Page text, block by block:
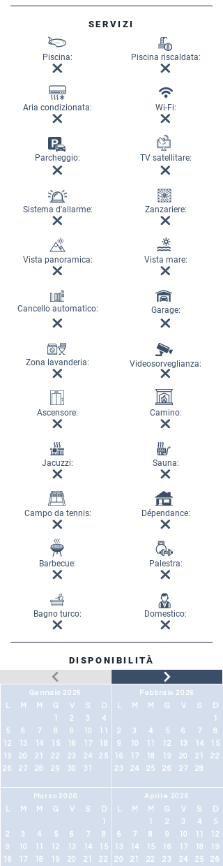
SERVIZI
Piscina:
Aria condizionata:
Parcheggio:
Sistema d'allarme:
Vista panoramica:
Cancello automatico:
Zona lavanderia:
Ascensore:
Jacuzzi:
Campo da tennis:
Barbecue:
Bagno turco:
Piscina riscaldata:
Wi-Fi:
TV satellitare:
Zanzariere:
Vista mare:
Garage:
Videosorveglianza:
Camino:
Sauna:
Dépendance:
Palestra:
Domestico:
DISPONIBILITÀ
Gennaio 2026
M M G V S
D
1
2 3
4
5
6 7 8 9 10
11
12
13 14 15 16 17
18
19
20 21 22 23 24
25
26
27 28 29 30 31
Marzo 2026
M M G V S
D
1
2
3 4 5 6 7
8
9
10 11 12 13 14
15
16
17 18 19 20 21
22
Febbraio 2026
M M G V S
D
1
2
3 4 5 6 7
8
9
10 11 12 13 14
15
16
17 18 19 20 21
22
23
24 25 26 27 28
Aprile 2026
M M G V S
D
1
2 3 4
5
6
7 8 9 10 11
12
13
14 15 16 17 18
19
20
21 22 23 24 25
26